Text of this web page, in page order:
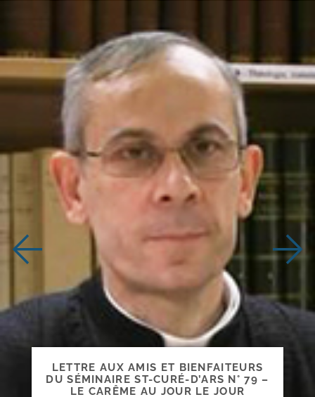
LETTRE AUX AMIS ET BIENFAITEURS
DU SÉMINAIRE ST-​CURÉ-​D’ARS N° 79 –
LE CARÊME AU JOUR LE JOUR